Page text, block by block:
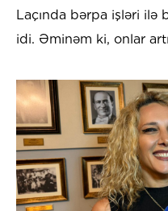
Laçında bərpa işləri ilə
idi. Əminəm ki, onlar